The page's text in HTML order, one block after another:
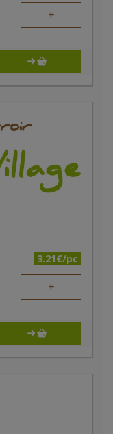
+
3.21€/pc
+